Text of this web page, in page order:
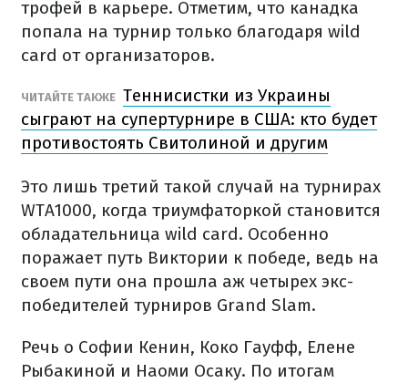
трофей в карьере. Отметим, что канадка
попала на турнир только благодаря wild
card от организаторов.
ЧИТАЙТЕ ТАКЖЕ Теннисистки из Украины
сыграют на супертурнире в США: кто будет
противостоять Свитолиной и другим
Это лишь третий такой случай на турнирах
WTA1000, когда триумфаторкой становится
обладательница wild card. Особенно
поражает путь Виктории к победе, ведь на
своем пути она прошла аж четырех экс-
победителей турниров Grand Slam.
Речь о Софии Кенин, Коко Гауфф, Елене
Рыбакиной и Наоми Осаку. По итогам